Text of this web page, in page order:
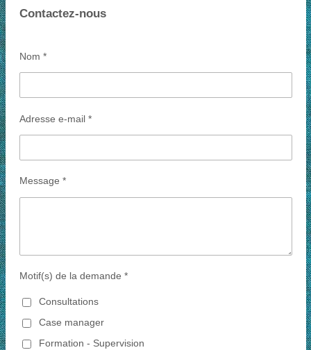
Contactez-nous
Nom *
Adresse e-mail *
Message *
Motif(s) de la demande *
Consultations
Case manager
Formation - Supervision